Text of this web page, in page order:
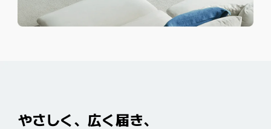
やさしく、広く届き、